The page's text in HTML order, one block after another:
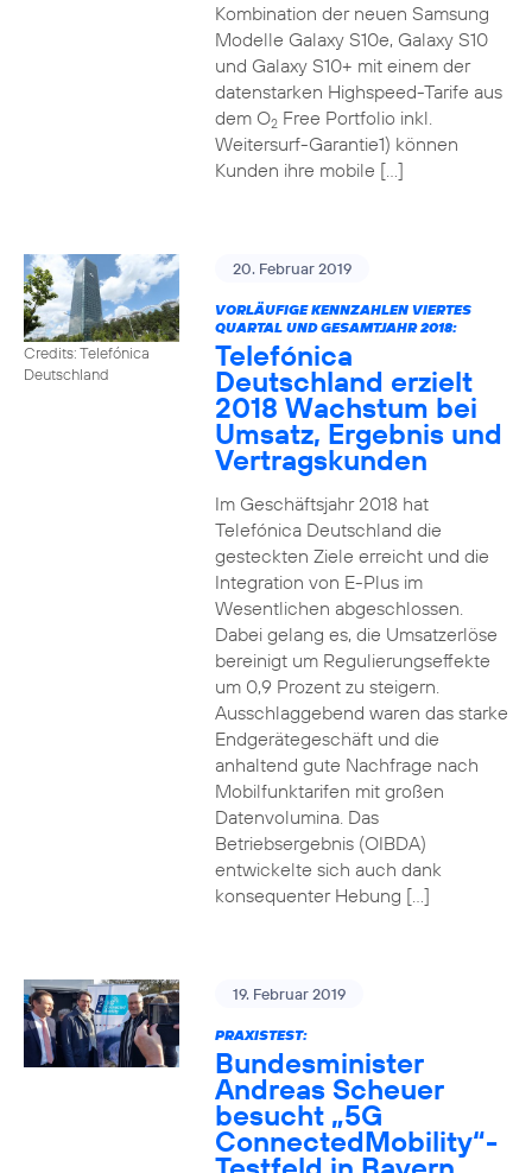
Kombination der neuen Samsung
Modelle Galaxy S10e, Galaxy S10
und Galaxy S10+ mit einem der
datenstarken Highspeed-Tarife aus
dem O2Free Portfolio inkl.
Weitersurf-Garantie1) können
Kunden ihre mobile […]
Credits: Telefónica
Deutschland
20. Februar 2019
VORLÄUFIGE KENNZAHLEN VIERTES
QUARTAL UND GESAMTJAHR 2018:
Telefónica
Deutschland erzielt
2018 Wachstum bei
Umsatz, Ergebnis und
Vertragskunden
Im Geschäftsjahr 2018 hat
Telefónica Deutschland die
gesteckten Ziele erreicht und die
Integration von E-Plus im
Wesentlichen abgeschlossen.
Dabei gelang es, die Umsatzerlöse
bereinigt um Regulierungseffekte
um 0,9 Prozent zu steigern.
Ausschlaggebend waren das starke
Endgerätegeschäft und die
anhaltend gute Nachfrage nach
Mobilfunktarifen mit großen
Datenvolumina. Das
Betriebsergebnis (OIBDA)
entwickelte sich auch dank
konsequenter Hebung […]
19. Februar 2019
PRAXISTEST:
Bundesminister
Andreas Scheuer
besucht „5G
ConnectedMobility“-